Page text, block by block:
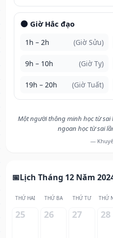
🌑 Giờ Hắc đạo
1h – 2h (Giờ Sửu)
9h – 10h (Giờ Tỵ)
19h – 20h (Giờ Tuất)
Một người thông minh học từ
ngoan học từ sai
—
Lịch Tháng 12 Năm
THỨ HAI THỨ BA THỨ TƯ THỨ
25 26 27 28